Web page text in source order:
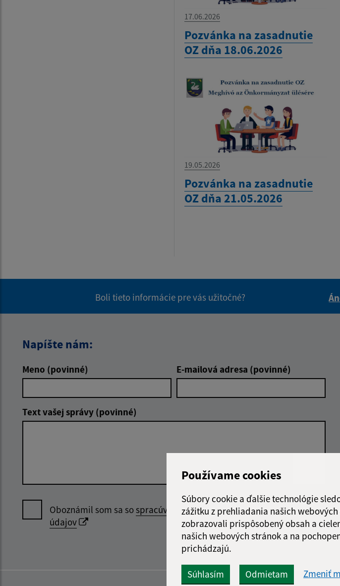
Používame cookies
Súbory cookie a ďalšie technológie
zážitku z prehliadania našich
zobrazovali prispôsobený obsah a
našich webových stránok a na
prichádzajú.
Súhlasím Odmietam Zmeniť
17.06.2026
Pozvánka na zasadnutie
OZ dňa 18.06.2026
19.05.2026
Pozvánka na zasadnutie
OZ dňa 21.05.2026
Boli tieto informácie pre vás užitočné?
Napíšte nám:
Meno (povinné) E-mailová adresa (povinné)
Text vašej správy (povinné)
Oboznámil som sa sospracúvaním osobných
údajov
Google reCaptcha
Odoslať
správu